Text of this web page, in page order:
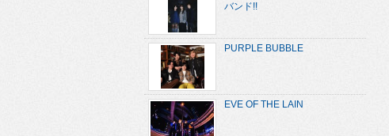
バンド!!
PURPLE BUBBLE
EVE OF THE LAIN